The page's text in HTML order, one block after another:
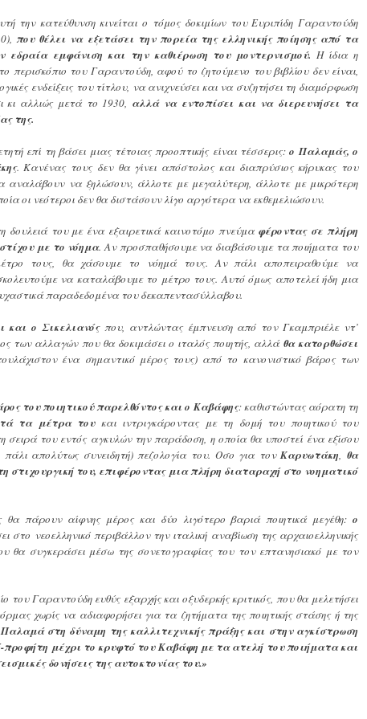
την κατεύθυνση κινείται ο τόμος δοκιμίων του Ευριπίδη Γαραντούδη
που θέλει να εξετάσει την πορεία της ελληνικής ποίησης από τα
εμφάνιση και την καθιέρωση του μοντερνισμού. Η ίδια η
περισκόπιο του Γαραντούδη, αφού το ζητούμενο του βιβλίου δεν είναι,
ενδείξεις του τίτλου, να ανιχνεύσει και να συζητήσει τη διαμόρφωση
κι αλλιώς μετά το 1930, αλλά να εντοπίσει και να διερευνήσει τα
της.
επί τη βάσει μιας τέτοιας προοπτικής είναι τέσσερις:ο Παλαμάς, ο
. Κανένας τους δεν θα γίνει απόστολος και διαπρύσιος κήρυκας του
αναλάβουν να ξηλώσουν, άλλοτε με μεγαλύτερη, άλλοτε με μικρότερη
οι νεότεροι δεν θα διστάσουν λίγο αργότερα να εκθεμελιώσουν.
δουλειά του με ένα εξαιρετικά καινοτόμο πνεύμα φέροντας σε πλήρη
με το νόημα. Αν προσπαθήσουμε να διαβάσουμε τα ποιήματα του
τους, θα χάσουμε το νόημά τους. Αν πάλι αποπειραθούμε να
να καταλάβουμε το μέτρο τους. Αυτό όμως αποτελεί ήδη μια
παραδεδομένα του δεκαπεντασύλλαβου.
και ο Σικελιανόςπου, αντλώντας έμπνευση από τον Γκαμπριέλε ντ’
των αλλαγών που θα δοκιμάσει ο ιταλός ποιητής, αλλά θα κατορθώσει
ένα σημαντικό μέρος τους) από το κανονιστικό βάρος των
του ποιητικού παρελθόντος και ο Καβάφης: καθιστώντας αόρατη τη
τα μέτρα τουκαι ιντριγκάροντας με τη δομή του ποιητικού του
σειρά του εντός αγκυλών την παράδοση, η οποία θα υποστεί ένα εξίσου
απολύτως συνειδητή) πεζολογία του. Οσο για τονΚαρυωτάκη, θα
στιχουργική του, επιφέροντας μια πλήρη διαταραχή στο νοηματικό
θα πάρουν αίφνης μέρος και δύο λιγότερο βαριά ποιητικά μεγέθη: ο
στο νεοελληνικό περιβάλλον την ιταλική αναβίωση της αρχαιοελληνικής
θα συγκεράσει μέσω της σονετογραφίας του τον επτανησιακό με τον
του Γαραντούδη ευθύς εξαρχής και οξυδερκής κριτικός, που θα μελετήσει
χωρίς να αδιαφορήσει για τα ζητήματα της ποιητικής στάσης ή της
στη δύναμη της καλλιτεχνικής πράξης και στην αγκίστρωση
προφήτη μέχρι το κρυφτό του Καβάφη με τα ατελή του ποιήματα και
δονήσεις της αυτοκτονίας του.»